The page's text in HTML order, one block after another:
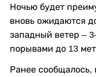
Ночью будет
вновь ожидаются
западный ветер –
порывами до 13
Ранее сообщалось,